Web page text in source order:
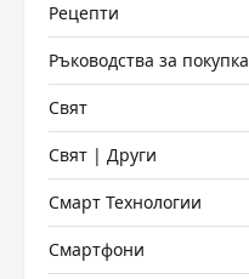
Рецепти
Ръководства за покупка
Свят
Свят | Други
Смарт Технологии
Смартфони